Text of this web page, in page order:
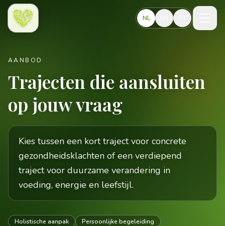
Naar hoofdinhoud
NL
AANBOD
Trajecten die aansluiten
op jouw vraag
Kies tussen een kort traject voor concrete
gezondheidsklachten of een verdiepend
traject voor duurzame verandering in
voeding, energie en leefstijl.
Holistische aanpak
Persoonlijke begeleiding